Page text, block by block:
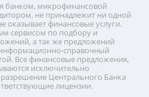
банком, микрофинансовой
не принадлежит ни одной
оказывает финансовые услуги.
сервисом по подбору и
а так же предложений
справочный
Все финансовые предложения,
исключительно
Центрального Банка
лицензии.